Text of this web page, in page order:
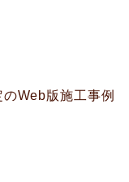
Web版施工事例